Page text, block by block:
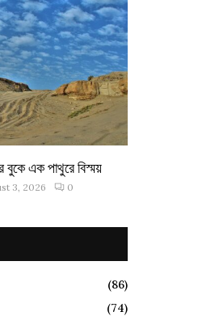
এক পাথুরে বিস্ময়
3, 2026 0
(86)
(74)